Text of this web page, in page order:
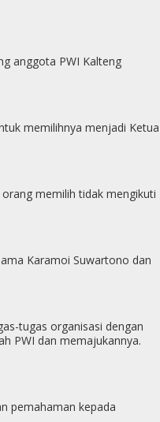
anggota PWI Kalteng
memilihnya menjadi Ketua
memilih tidak mengikuti
Karamoi Suwartono dan
tugas organisasi dengan
PWI dan memajukannya.
pemahaman kepada